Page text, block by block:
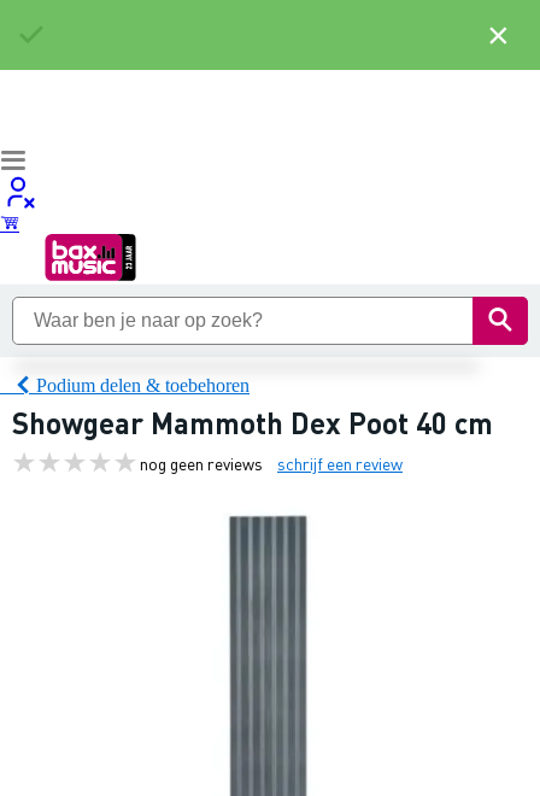
Podium delen & toebehoren
Showgear Mammoth Dex Poot 40 cm
nog geen reviews schrijf een review
×